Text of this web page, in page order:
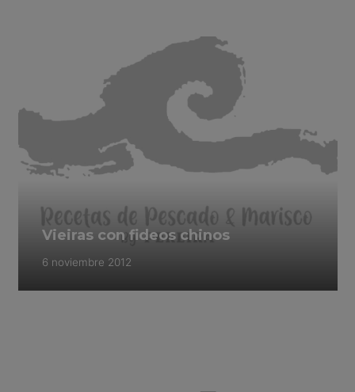
Vieiras con fideos chinos
6 noviembre 2012